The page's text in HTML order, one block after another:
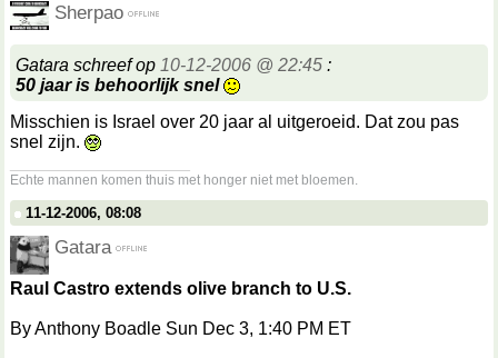
Sherpao
Gatara schreef op 10-12-2006 @ 22:45 :
50 jaar is behoorlijk snel
Misschien is Israel over 20 jaar al uitgeroeid. Dat zou pas
snel zijn.
Echte mannen komen thuis met honger niet met bloemen.
11-12-2006, 08:08
Gatara
Raul Castro extends olive branch to U.S.
By Anthony Boadle Sun Dec 3, 1:40 PM ET